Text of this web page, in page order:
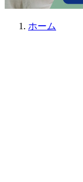
ホーム